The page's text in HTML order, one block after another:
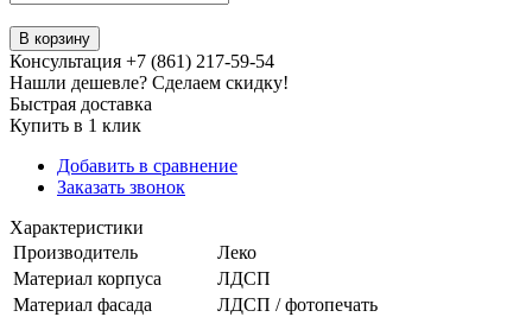
В корзину
Консультация +7 (861) 217-59-54
Нашли дешевле? Сделаем скидку!
Быстрая доставка
Купить в 1 клик
Добавить в сравнение
Заказать звонок
Характеристики
Производитель
Леко
Материал корпуса
ЛДСП
Материал фасада
ЛДСП / фотопечать